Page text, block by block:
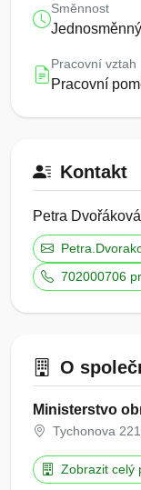
Směnnost
Pracovní vztah
Pracovní
Kontakt
Petra Dvořáková
702000706
O
Ministerstvo
Tychonova
Zobrazit celý